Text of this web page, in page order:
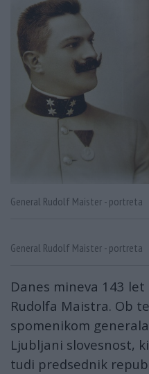
General Rudolf Maister - portreta
General Rudolf Maister - portreta
Danes mineva 143
Rudolfa Maistra. Ob
spomenikom
Ljubljani slovesnost,
tudi predsednik